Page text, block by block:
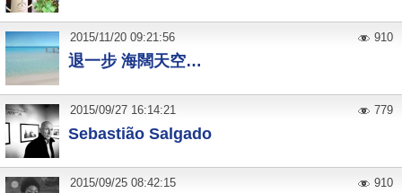
退一步 海闊天空…
2015/11/20 09:21:56 910
Sebastião Salgado
2015/09/27 16:14:21 779
2015/09/25 08:42:15 910